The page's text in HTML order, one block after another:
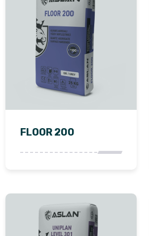
FLOOR 200